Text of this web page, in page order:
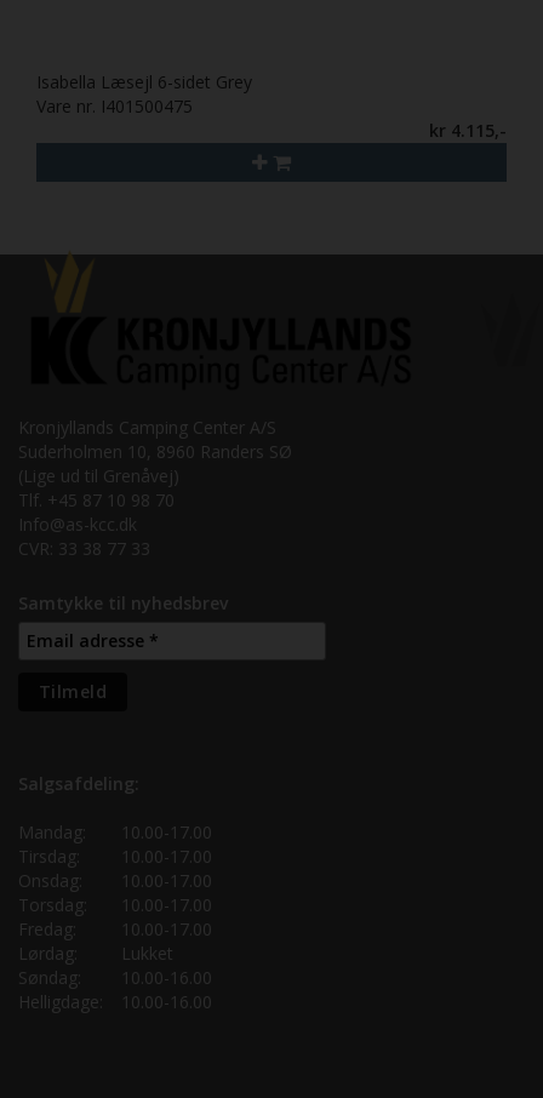
Isabella Læsejl 6-sidet Grey
Vare nr. I401500475
kr 4.115,-
Kronjyllands Camping Center A/S
Suderholmen 10, 8960 Randers SØ
(Lige ud til Grenåvej)
Tlf. +45 87 10 98 70
Info@as-kcc.dk
CVR: 33 38 77 33
Samtykke til nyhedsbrev
Salgsafdeling:
Mandag:
10.00-17.00
Tirsdag:
10.00-17.00
Onsdag:
10.00-17.00
Torsdag:
10.00-17.00
Fredag:
10.00-17.00
Lørdag:
Lukket
Søndag:
10.00-16.00
Helligdage:
10.00-16.00